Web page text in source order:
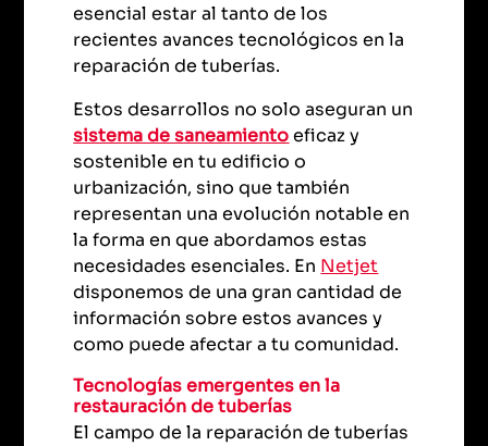
esencial estar al tanto de los
recientes avances tecnológicos en la
reparación de tuberías.
Estos desarrollos no solo aseguran un
sistema de saneamientoeficaz y
sostenible en tu edificio o
urbanización, sino que también
representan una evolución notable en
la forma en que abordamos estas
necesidades esenciales. En Netjet
disponemos de una gran cantidad de
información sobre estos avances y
como puede afectar a tu comunidad.
Tecnologías emergentes en la
restauración de tuberías
El campo de la reparación de tuberías